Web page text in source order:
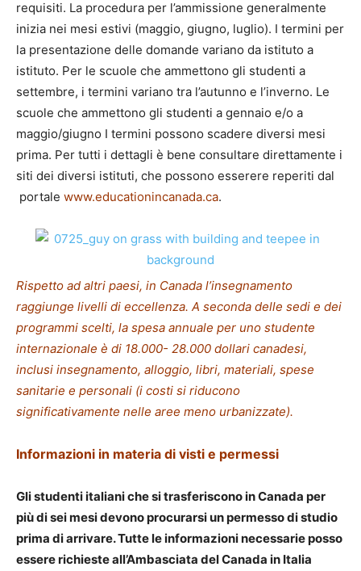
requisiti. La procedura per l’ammissione generalmente
inizia nei mesi estivi (maggio, giugno, luglio). I termini per
la presentazione delle domande variano da istituto a
istituto. Per le scuole che ammettono gli studenti a
settembre, i termini variano tra l’autunno e l’inverno. Le
scuole che ammettono gli studenti a gennaio e/o a
maggio/giugno I termini possono scadere diversi mesi
prima. Per tutti i dettagli è bene consultare direttamente i
siti dei diversi istituti, che possono esserere reperiti dal
portale www.educationincanada.ca.
Rispetto ad altri paesi, in Canada l’insegnamento
raggiunge livelli di eccellenza. A seconda delle sedi e dei
programmi scelti, la spesa annuale per uno studente
internazionale è di 18.000- 28.000 dollari canadesi,
inclusi insegnamento, alloggio, libri, materiali, spese
sanitarie e personali (i costi si riducono
significativamente nelle aree meno urbanizzate).
Informazioni in materia di visti e permessi
Gli studenti italiani che si trasferiscono in Canada per
più di sei mesi devono procurarsi un permesso di studio
prima di arrivare. Tutte le informazioni necessarie posso
essere richieste all’Ambasciata del Canada in Italia